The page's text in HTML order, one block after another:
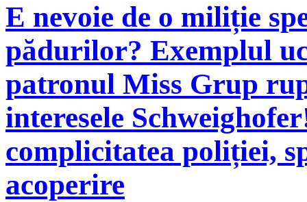
E nevoie de o miliție
pădurilor? Exemplul
patronul Miss Grup
interesele
complicitatea poliției,
acoperire